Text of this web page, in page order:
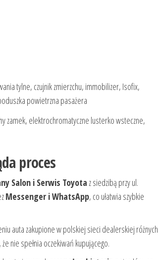
tylne, czujnik zmierzchu, immobilizer, Isofix,
powietrzna pasażera
zamek, elektrochromatyczne lusterko wsteczne,
proces
Salon i Serwis Toyota z siedzibą przy ul.
Messenger i WhatsApp, co ułatwia szybkie
auta zakupione w polskiej sieci dealerskiej różnych
nie spełnia oczekiwań kupującego.